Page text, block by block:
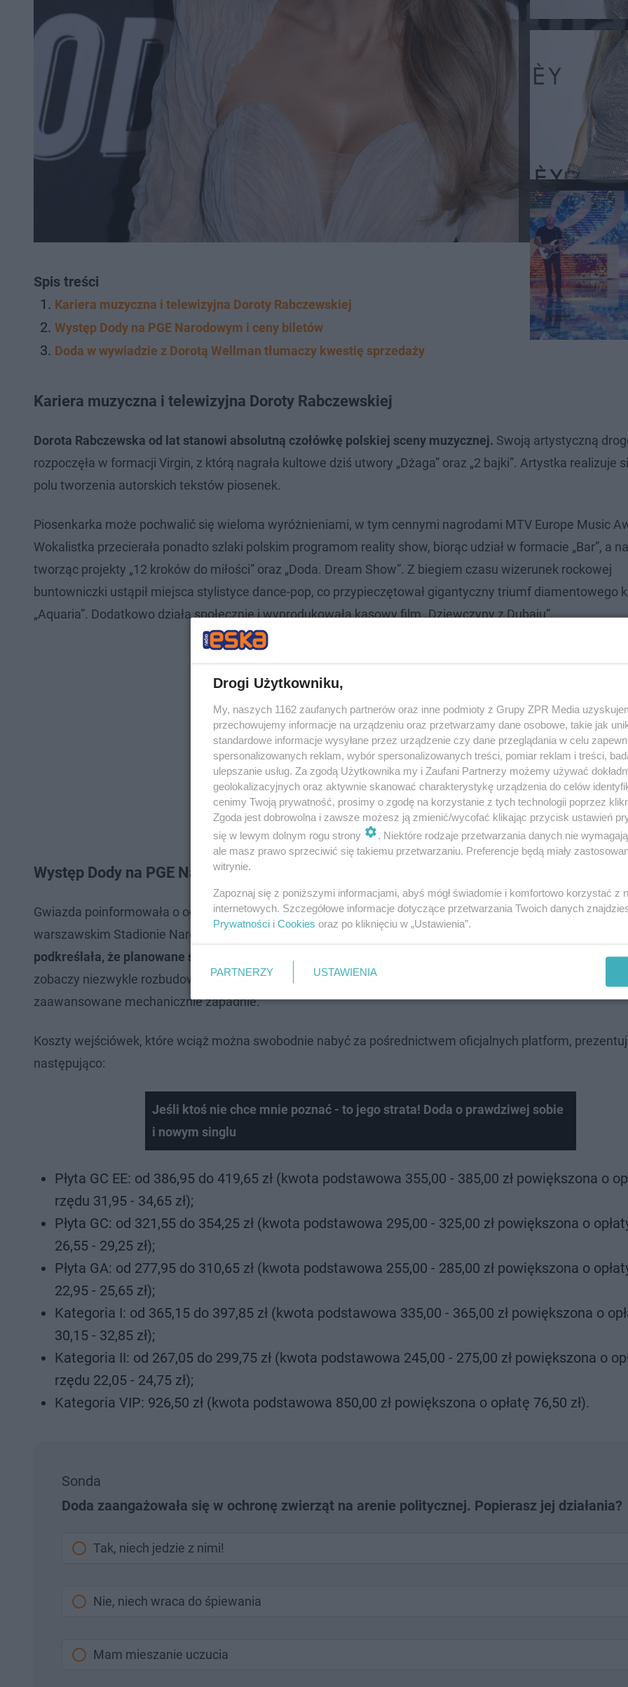
Spis treści
Kariera muzyczna i telewizyjna Doroty Rabczewskiej
Występ Dody na PGE Narodowym i ceny biletów
Doda w wywiadzie z Dorotą Wellman tłumaczy kwestię sprzedaży
Kariera muzyczna i telewizyjna Doroty Rabczewskiej
Dorota Rabczewska od lat stanowi absolutną czołówkę polskiej sceny muzycznej. Swoją artystyczną
rozpoczęła w formacji Virgin, z którą nagrała kultowe dziś utwory „Dżaga” oraz „2 bajki”. Artystka realizuje
polu tworzenia autorskich tekstów piosenek.
Piosenkarka może pochwalić się wieloma wyróżnieniami, w tym cennymi nagrodami MTV Europe Music
Wokalistka przecierała ponadto szlaki polskim programom reality show, biorąc udział w formacie „Bar”, a
tworząc projekty „12 kroków do miłości” oraz „Doda. Dream Show”. Z biegiem czasu wizerunek rockowej
buntowniczki ustąpił miejsca stylistyce dance-pop, co przypieczętował gigantyczny triumf diamentowego
„Aquaria”. Dodatkowo działa społecznie i wyprodukowała kasowy film „Dziewczyny z Dubaju”.
Występ Dody na PGE Narodowym i ceny biletów
Gwiazda poinformowała o ogromnym przedsięwzięciu zaplanowanym na 7 sierpnia 2027 roku. Jej
warszawskim Stadionie Narodowym ma rozpocząć się punktualnie o godzinie 20.
podkreślała, że planowane show przeniesie krajowe występy na zupełnie nowy poziom.
Zgromadzona
zobaczy niezwykle rozbudowaną scenografię z elementami wodnymi, profesjonalnych tancerzy, mnóstwo
zaawansowane mechanicznie zapadnie.
Koszty wejściówek, które wciąż można swobodnie nabyć za pośrednictwem oficjalnych platform,
następująco:
Jeśli ktoś nie chce mnie poznać - to jego strata! Doda o prawdziwej sobie
i nowym singlu
Płyta GC EE: od 386,95 do 419,65 zł (kwota podstawowa 355,00 - 385,00 zł powiększona o
rzędu 31,95 - 34,65 zł);
Płyta GC: od 321,55 do 354,25 zł (kwota podstawowa 295,00 - 325,00 zł powiększona o
26,55 - 29,25 zł);
Płyta GA: od 277,95 do 310,65 zł (kwota podstawowa 255,00 - 285,00 zł powiększona o
22,95 - 25,65 zł);
Kategoria I: od 365,15 do 397,85 zł (kwota podstawowa 335,00 - 365,00 zł powiększona o
30,15 - 32,85 zł);
Kategoria II: od 267,05 do 299,75 zł (kwota podstawowa 245,00 - 275,00 zł powiększona o
rzędu 22,05 - 24,75 zł);
Kategoria VIP: 926,50 zł (kwota podstawowa 850,00 zł powiększona o opłatę 76,50 zł).
Sonda
Doda zaangażowała się w ochronę zwierząt na arenie politycznej. Popierasz jej działania?
Tak, niech jedzie z nimi!
Nie, niech wraca do śpiewania
Mam mieszanie uczucia
Drogi Użytkowniku,
My, naszych 1162 zaufanych partnerów oraz inne podmioty z Grupy ZPR Media
przechowujemy informacje na urządzeniu oraz przetwarzamy dane osobowe, takie jak
standardowe informacje wysyłane przez urządzenie czy dane przeglądania w celu
spersonalizowanych reklam, wybór spersonalizowanych treści, pomiar reklam i treści,
ulepszanie usług. Za zgodą Użytkownika my i Zaufani Partnerzy możemy używać
geolokalizacyjnych oraz aktywnie skanować charakterystykę urządzenia do celów
cenimy Twoją prywatność, prosimy o zgodę na korzystanie z tych technologii poprzez
Zgoda jest dobrowolna i zawsze możesz ją zmienić/wycofać klikając przycisk ustawień
się w lewym dolnym rogu strony
. Niektóre rodzaje przetwarzania danych nie
ale masz prawo sprzeciwić się takiemu przetwarzaniu. Preferencje będą miały
witrynie.
Zapoznaj się z poniższymi informacjami, abyś mógł świadomie i komfortowo korzystać z
internetowych. Szczegółowe informacje dotyczące przetwarzania Twoich danych
Prywatności i Cookies oraz po kliknięciu w „Ustawienia”.
PARTNERZY USTAWIENIA